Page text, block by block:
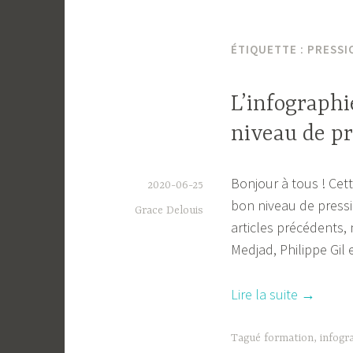
ÉTIQUETTE :
niveau de
2020-06-25
Grace Delouis
Bonjour à tous !
bon niveau de
articles précédents,
Medjad, Philippe Gil
Lire la suite «
la
→
Tagué formation,